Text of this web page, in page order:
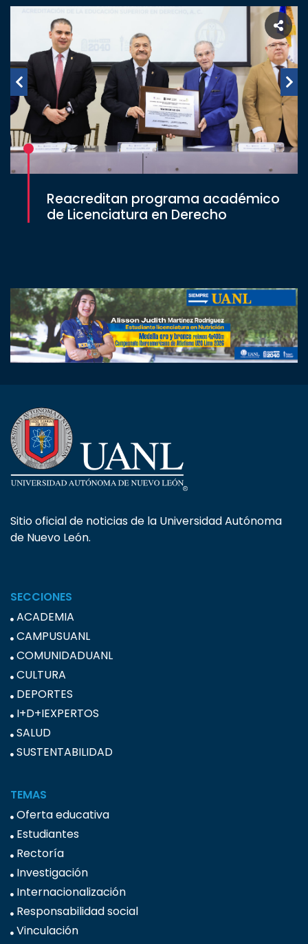
Reacreditan programa académico
de Licenciatura en Derecho
Sitio oficial de noticias de la Universidad Autónoma
de Nuevo León.
SECCIONES
ACADEMIA
CAMPUSUANL
COMUNIDADUANL
CULTURA
DEPORTES
I+D+IEXPERTOS
SALUD
SUSTENTABILIDAD
TEMAS
Oferta educativa
Estudiantes
Rectoría
Investigación
Internacionalización
Responsabilidad social
Vinculación